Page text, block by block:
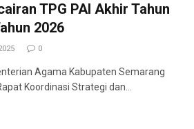
TPG PAI Akhir Tahun
2026
0
Agama Kabupaten Semarang
Koordinasi Strategi dan…